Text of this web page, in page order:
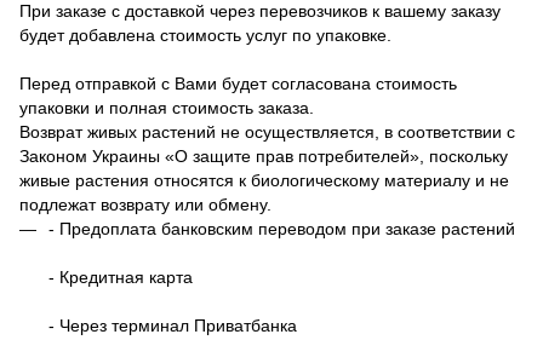
При заказе с доставкой через перевозчиков к вашему заказу
будет добавлена стоимость услуг по упаковке.
Перед отправкой с Вами будет согласована стоимость
упаковки и полная стоимость заказа.
Возврат живых растений не осуществляется, в соответствии с
Законом Украины «О защите прав потребителей», поскольку
живые растения относятся к биологическому материалу и не
подлежат возврату или обмену.
- Предоплата банковским переводом при заказе растений
- Кредитная карта
- Через терминал Приватбанка